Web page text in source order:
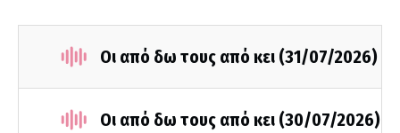
Οι από δω τους από κει (31/07/2026)
Οι από δω τους από κει (30/07/2026)